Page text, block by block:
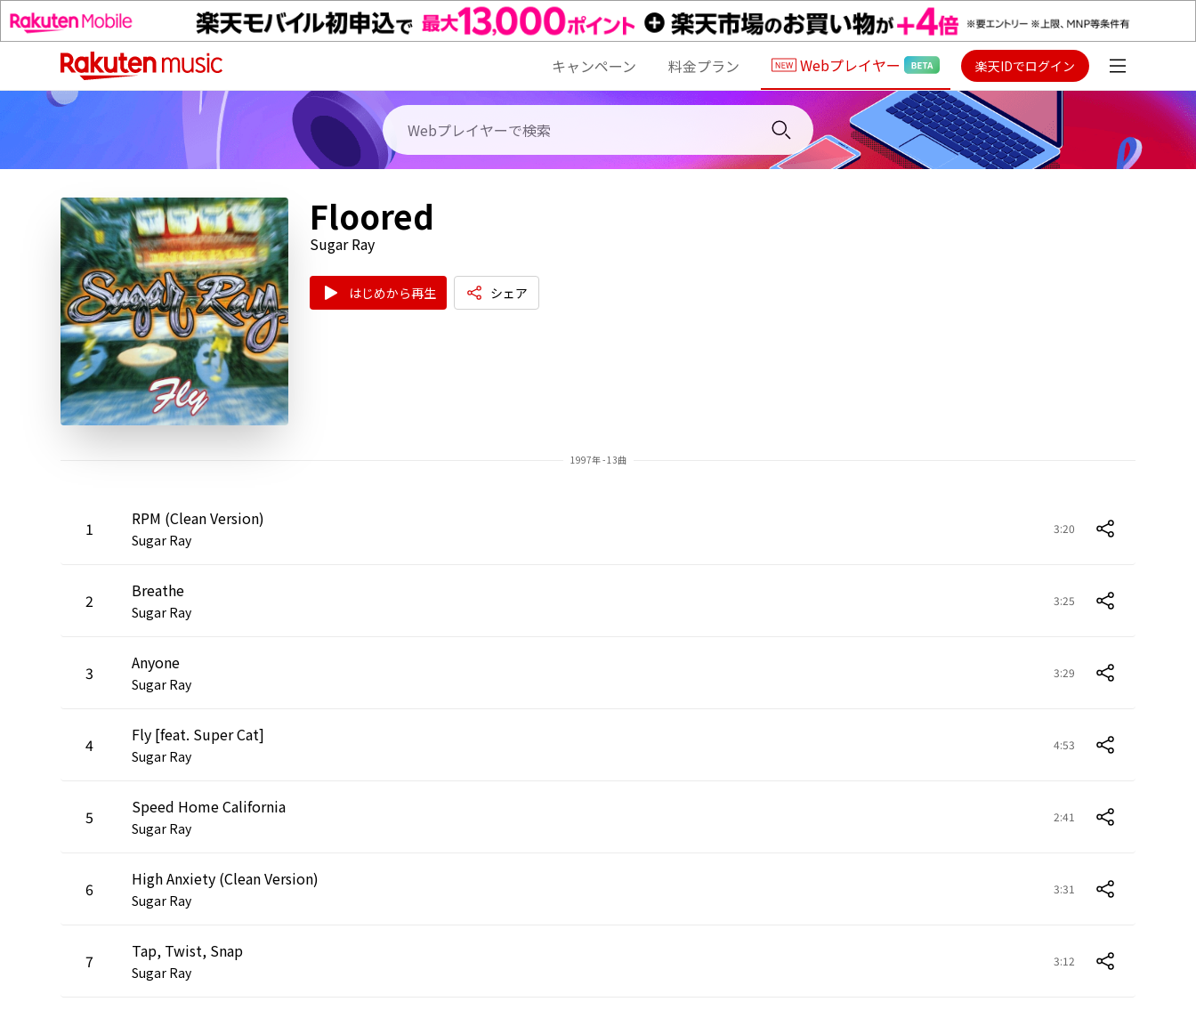
キャンペーン 料金プラン Webプレイヤー 楽天IDでログイン
Floored
Sugar Ray
はじめから再生 シェア
1997年 - 13曲
1 RPM (Clean Version)
Sugar Ray
3:20
2 Breathe
Sugar Ray
3:25
3 Anyone
Sugar Ray
3:29
4 Fly [feat. Super Cat]
Sugar Ray
4:53
5 Speed Home California
Sugar Ray
2:41
6 High Anxiety (Clean Version)
Sugar Ray
3:31
7 Tap, Twist, Snap
Sugar Ray
3:12